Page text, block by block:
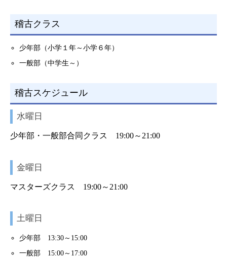
稽古クラス
少年部（小学１年～小学６年）
一般部（中学生～）
稽古スケジュール
水曜日
少年部・一般部合同クラス 19:00～21:00
金曜日
マスターズクラス 19:00～21:00
土曜日
少年部 13:30～15:00
一般部 15:00～17:00